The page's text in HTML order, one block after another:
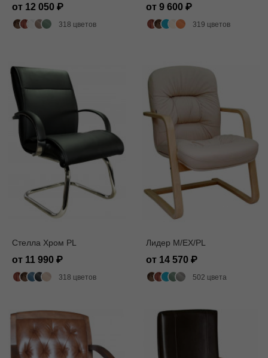
от 12 050
318 цветов
от 9 600
319 цветов
Стелла Хром PL
от 11 990
318 цветов
Лидер M/EX/PL
от 14 570
502 цвета